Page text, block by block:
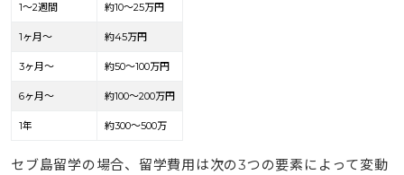
1〜2週間 約10〜25万円
1ヶ月〜 約45万円
3ヶ月〜 約50〜100万円
6ヶ月〜 約100〜200万円
1年 約300〜500万
セブ島留学の場合、留学費用は次の3つの要素によって変動